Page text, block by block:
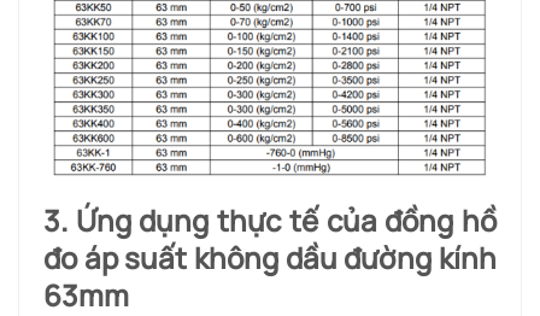
3. Ứng dụng thực tế của đồng hồ
đo áp suất không dầu đường kính
63mm